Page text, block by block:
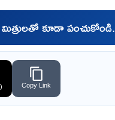
కూడా పంచుకోండి.
Copy Link